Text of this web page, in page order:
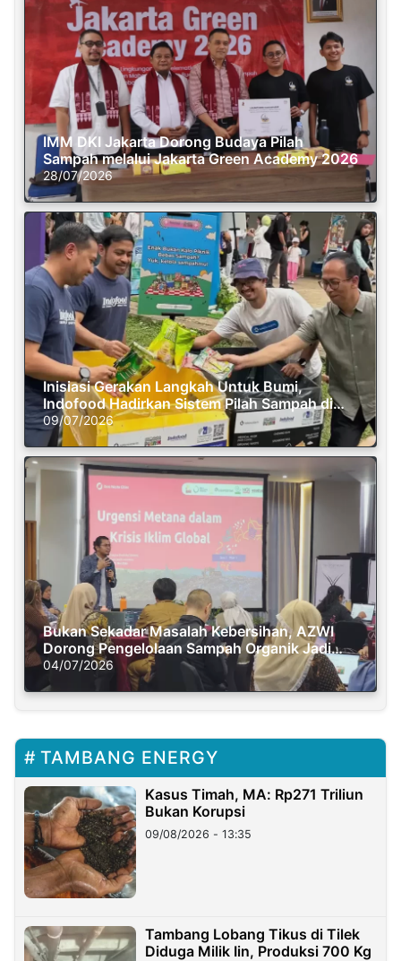
IMM DKI Jakarta Dorong Budaya Pilah
Sampah melalui Jakarta Green Academy 2026
28/07/2026
Inisiasi Gerakan Langkah Untuk Bumi,
Indofood Hadirkan Sistem Pilah Sampah di
Semasa Piknik
09/07/2026
Bukan Sekadar Masalah Kebersihan, AZWI
Dorong Pengelolaan Sampah Organik Jadi
Solusi Krisis Iklim
04/07/2026
TAMBANG ENERGY
Kasus Timah, MA: Rp271 Triliun
Bukan Korupsi
09/08/2026 - 13:35
Tambang Lobang Tikus di Tilek
Diduga Milik Iin, Produksi 700 Kg